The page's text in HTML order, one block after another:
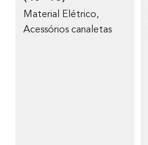
Material Elétrico,
Acessórios canaletas